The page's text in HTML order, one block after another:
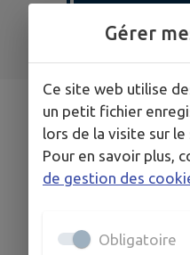
TOUS LES
Wormhout
Gérer
Ce site web utilise
un petit fichier
lors de la visite sur le
Pour en savoir plus,
de gestion des
Obligatoire